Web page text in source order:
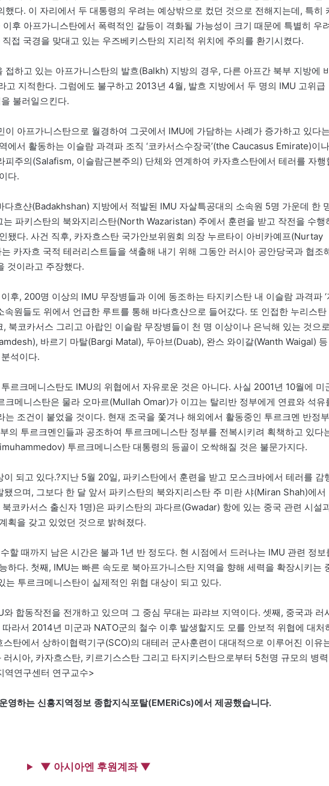
다. 이 자리에서 두 대통령의 우려는 예상밖으로 컸던 것으로 전해지는데, 특히
후 아프가니스탄에서 폭력적인 갈등이 격화될 가능성이 크기 때문에 특별히 우
접 국경을 맞대고 있는 우즈베키스탄의 지리적 위치에 주의를 환기시켰다.
하고 있는 아프가니스탄의 발흐(Balkh) 지방의 경우, 다른 아프간 북부 지방에
고 지적한다. 그럼에도 불구하고 2013년 4월, 발흐 지방에서 두 명의 IMU 고위급
불러일으킨다.
아프가니스탄으로 월경하여 그곳에서 IMU에 가담하는 사례가 증가하고 있다는
에서 활동하는 이슬람 과격파 조직 ‘코카서스수장국’(the Caucasus Emirate)이나
피주의(Salafism, 이슬람근본주의) 단체와 연계하여 카자흐스탄에서 테러를 자행
다.
흐샨(Badakhshan) 지방에서 적발된 IMU 자살특공대의 소속원 5명 가운데 한
파키스탄의 북와지리스탄(North Wazaristan) 주에서 훈련을 받고 작전을 수행
됐다. 사건 직후, 카자흐스탄 국가안보위원회 의장 누르타이 아비카예프(Nurtay
카자흐 국적 테러리스트들을 색출해 내기 위해 그동안 러시아 공안당국과 협조
것이라고 주장했다.
후, 200명 이상의 IMU 무장병들과 이에 동조하는 타지키스탄 내 이슬람 과격파 ‘
원들도 위에서 언급한 루트를 통해 바다흐샨으로 들어갔다. 또 인접한 누리스탄
북코카서스 그리고 아랍인 이슬람 무장병들이 천 명 이상이나 은닉해 있는 것으로
바르기 마탈(Bargi Matal), 두아브(Duab), 완스 와이갈(Wanth Waigal) 등
석이다.
르크메니스탄도 IMU의 위협에서 자유로운 것은 아니다. 사실 2001년 10월에 미
크메니스탄은 물라 오마르(Mullah Omar)가 이끄는 탈리반 정부에게 연료와 석유
조건이 붙었을 것이다. 현재 조국을 쫓겨나 해외에서 활동중인 투르크멘 반정부
의 투르크멘인들과 공조하여 투르크메니스탄 정부를 전복시키려 획책하고 있다
투르크메니스탄 대통령의 등골이 오싹해질 것은 불문가지다.
되고 있다.?지난 5월 20일, 파키스탄에서 훈련을 받고 모스크바에서 테러를 감
으며, 그보다 한 달 앞서 파키스탄의 북와지리스탄 주 미란 샤(Miran Shah)에서
코카서스 출신자 1명)은 파키스탄의 과다르(Gwadar) 항에 있는 중국 관련 시설
획을 갖고 있었던 것으로 밝혀졌다.
할 때까지 남은 시간은 불과 1년 반 정도다. 현 시점에서 드러나는 IMU 관련 정보
하다. 첫째, IMU는 빠른 속도로 북아프가니스탄 지역을 향해 세력을 확장시키는
는 투르크메니스탄이 실제적인 위협 대상이 되고 있다.
합동작전을 전개하고 있으며 그 중심 무대는 파랴브 지역이다. 셋째, 중국과 러
라서 2014년 미군과 NATO군의 철수 이후 발생할지도 모를 안보적 위협에 대처
탄에서 상하이협력기구(SCO)의 대테러 군사훈련이 대대적으로 이루어진 이유
시아, 카자흐스탄, 키르기스스탄 그리고 타지키스탄으로부터 5천명 규모의 병력
역연구센터 연구교수>
영하는 신흥지역정보 종합지식포탈(EMERiCs)에서 제공했습니다.
▼ 아시아엔 후원계좌 ▼